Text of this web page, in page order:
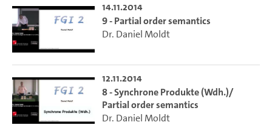
14.11.2014
9 - Partial order semantics
Dr. Daniel Moldt
12.11.2014
8 - Synchrone Produkte (Wdh.)/
Partial order semantics
Dr. Daniel Moldt